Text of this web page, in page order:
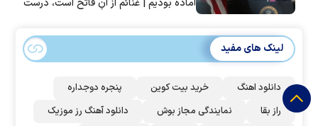
لینک های مفید
دانلود اهنگ خرید بیت کوین
پنجره دوجداره
راز بقا
نمایندگی مجاز بوش
دانلود آهنگ رز‌ موزیک